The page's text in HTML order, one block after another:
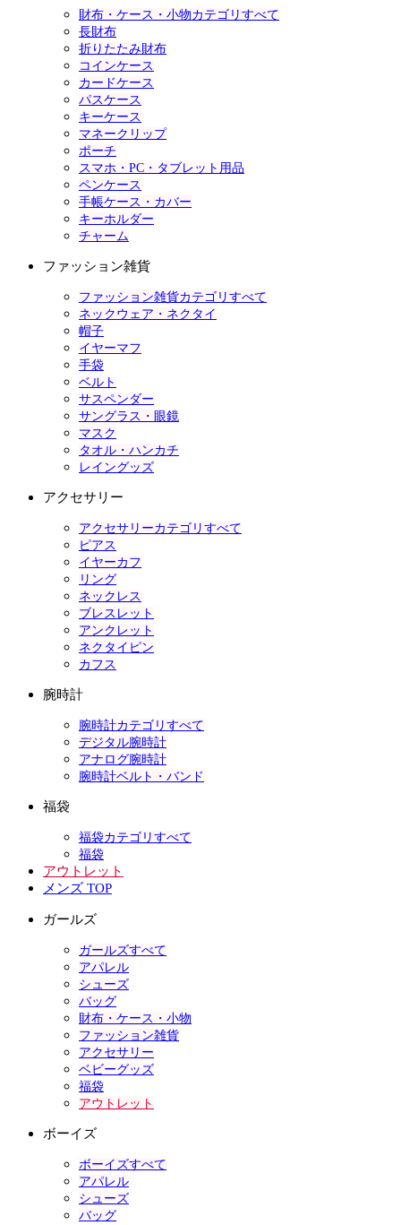
財布・ケース・小物カテゴリすべて
長財布
折りたたみ財布
コインケース
カードケース
パスケース
キーケース
マネークリップ
ポーチ
スマホ・PC・タブレット用品
ペンケース
手帳ケース・カバー
キーホルダー
チャーム
ファッション雑貨
ファッション雑貨カテゴリすべて
ネックウェア・ネクタイ
帽子
イヤーマフ
手袋
ベルト
サスペンダー
サングラス・眼鏡
マスク
タオル・ハンカチ
レイングッズ
アクセサリー
アクセサリーカテゴリすべて
ピアス
イヤーカフ
リング
ネックレス
ブレスレット
アンクレット
ネクタイピン
カフス
腕時計
腕時計カテゴリすべて
デジタル腕時計
アナログ腕時計
腕時計ベルト・バンド
福袋
福袋カテゴリすべて
福袋
アウトレット
メンズ TOP
ガールズ
ガールズすべて
アパレル
シューズ
バッグ
財布・ケース・小物
ファッション雑貨
アクセサリー
ベビーグッズ
福袋
アウトレット
ボーイズ
ボーイズすべて
アパレル
シューズ
バッグ